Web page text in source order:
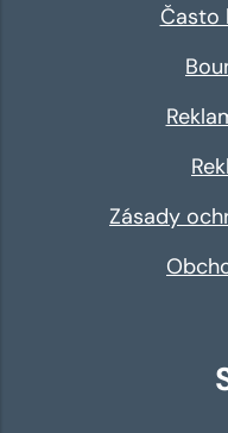
Často
Zásady